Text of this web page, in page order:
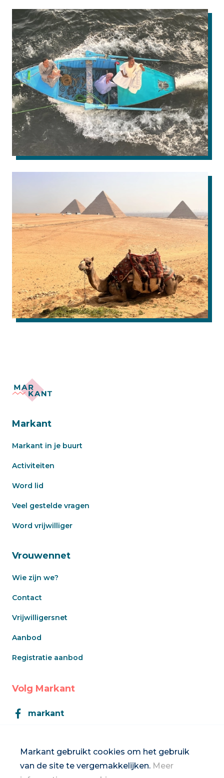
Markant gebruikt cookies om het gebruik
van de site te vergemakkelijken. Meer
Markant
Markant in je buurt
Activiteiten
Word lid
Veel gestelde vragen
Word vrijwilliger
Vrouwennet
Wie zijn we?
Contact
Vrijwilligersnet
Aanbod
Registratie aanbod
Volg Markant
markant
Inschrijven op de nieuwsbrief